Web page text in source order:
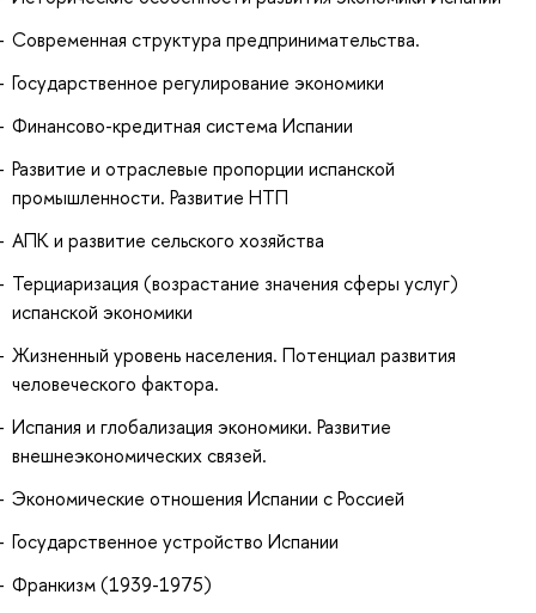
Современная структура предпринимательства.
Государственное регулирование экономики
Финансово-кредитная система Испании
Развитие и отраслевые пропорции испанской
промышленности. Развитие НТП
АПК и развитие сельского хозяйства
Терциаризация (возрастание значения сферы услуг)
испанской экономики
Жизненный уровень населения. Потенциал развития
человеческого фактора.
Испания и глобализация экономики. Развитие
внешнеэкономических связей.
Экономические отношения Испании с Россией
Государственное устройство Испании
Франкизм (1939-1975)